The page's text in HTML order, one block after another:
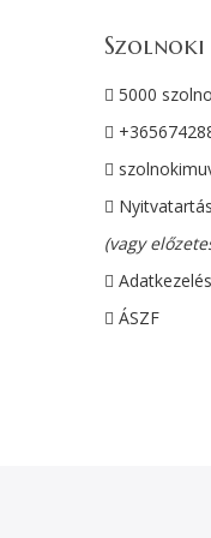
Szolnoki
5000
(vagy
ÁSZF